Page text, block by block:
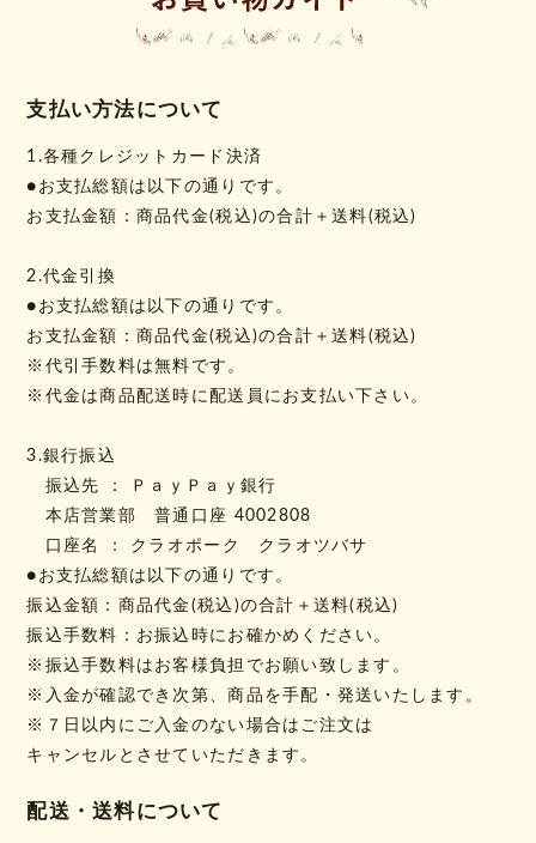
支払い方法について
1.各種クレジットカード決済
●お支払総額は以下の通りです。
お支払金額：商品代金(税込)の合計＋送料(税込)
2.代金引換
●お支払総額は以下の通りです。
お支払金額：商品代金(税込)の合計＋送料(税込)
※代引手数料は無料です。
※代金は商品配送時に配送員にお支払い下さい。
3.銀行振込
振込先 ： ＰａｙＰａｙ銀行
本店営業部 普通口座 4002808
口座名 ： クラオポーク クラオツバサ
●お支払総額は以下の通りです。
振込金額：商品代金(税込)の合計＋送料(税込)
振込手数料：お振込時にお確かめください。
※振込手数料はお客様負担でお願い致します。
※入金が確認でき次第、商品を手配・発送いたします。
※７日以内にご入金のない場合はご注文は
キャンセルとさせていただきます。
配送・送料について